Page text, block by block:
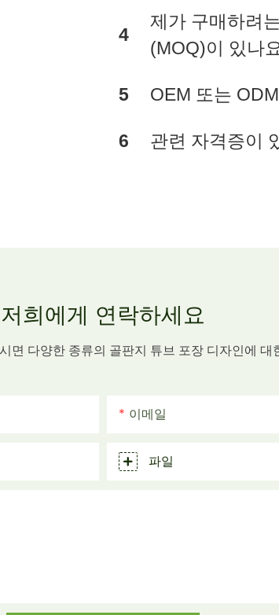
4
제가 구매하려
(MOQ)이 있나
5 OEM 또는
6 관련 자격증이
저희에게 연락하세요
면 다양한 종류의 골판지 튜브 포장 디자인에
이메일
파일